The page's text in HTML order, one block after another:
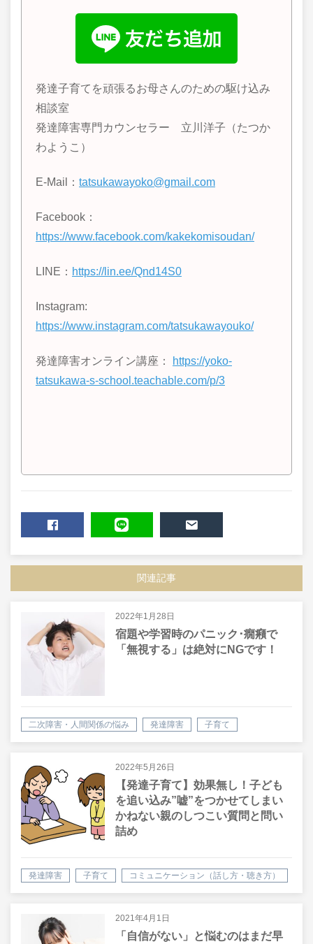
発達子育てを頑張るお母さんのための駆け込み
相談室
発達障害専門カウンセラー 立川洋子（たつか
わようこ）
E-Mail： tatsukawayoko@gmail.com
Facebook：
https://www.facebook.com/kakekomisoudan/
LINE ： https://lin.ee/Qnd14S0
Instagram:
https://www.instagram.com/tatsukawayouko/
発達障害オンライン講座：
https://yoko-
tatsukawa-s-school.teachable.com/p/3
関連記事
2022年1月28日
宿題や学習時のパニック･癇癪で
「無視する」は絶対にNGです！
二次障害・人間関係の悩み 発達障害 子育て
2022年5月26日
【発達子育て】効果無し！子ども
を追い込み”嘘”をつかせてしまい
かねない親のしつこい質問と問い
詰め
発達障害 子育て コミュニケーション（話し方・聴き方）
2021年4月1日
「自信がない」と悩むのはまだ早